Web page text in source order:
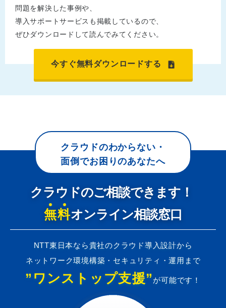
問題を解決した事例や、
導入サポートサービスも掲載しているので、
ぜひダウンロードして読んでみてください。
今すぐ無料ダウンロードする
クラウドのわからない・
面倒でお困りのあなたへ
クラウドのご相談できます！
無料オンライン相談窓口
NTT東日本なら貴社のクラウド導入設計から
ネットワーク環境構築・セキュリティ・運用まで
”ワンストップ支援” が可能です！